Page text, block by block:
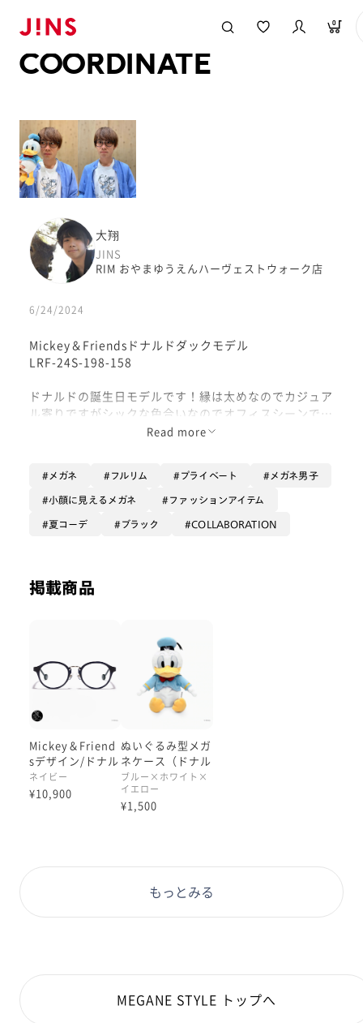
0
COORDINATE
大翔
JINS
RIM おやまゆうえんハーヴェストウォーク店
6/24/2024
Mickey＆Friendsドナルドダックモデル
LRF-24S-198-158
ドナルドの誕生日モデルです！縁は太めなのでカジュア
ル寄りですがシックな色合いなのでオフィスシーンでも
使いやすいです！限定のケースやメガネ拭きもついてき
そしてドナルドのぬいぐるみケースも別売りで販売して
います！
オプションは【カラーレンズ】がオススメです！ドナル
Read more
メガネ フルリム プライベート メガネ男子
小顔に見えるメガネ ファッションアイテム
夏コーデ ブラック COLLABORATION
掲載商品
Mickey＆Friend
sデザイン/ドナル
ドダックモデル
ネイビー
¥10,900
ぬいぐるみ型メガ
ネケース（ドナル
ドダックデザイ
ン）
ブルー×ホワイト×
イエロー
¥1,500
もっとみる
MEGANE STYLE トップへ